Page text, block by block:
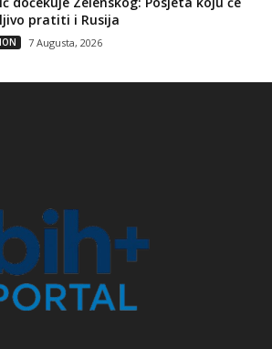
pratiti i Rusija
7 Augusta, 2026